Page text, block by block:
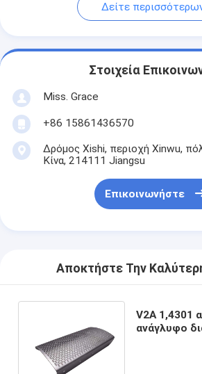
Δείτε
Στοιχεία
Miss. Grace
+86 15861436570
Δρόμος Xishi, περιοχή Xinwu,
Κίνα, 214111 Jiangsu
Επικοινωνήστε
Αποκτήστε Την
V2A 1,4301
ανάγλυφο